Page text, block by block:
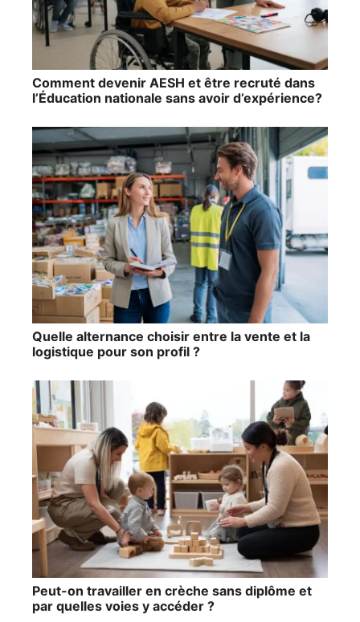
Comment devenir AESH et être recruté dans
l’Éducation nationale sans avoir d’expérience?
Quelle alternance choisir entre la vente et la
logistique pour son profil ?
Peut-on travailler en crèche sans diplôme et
par quelles voies y accéder ?